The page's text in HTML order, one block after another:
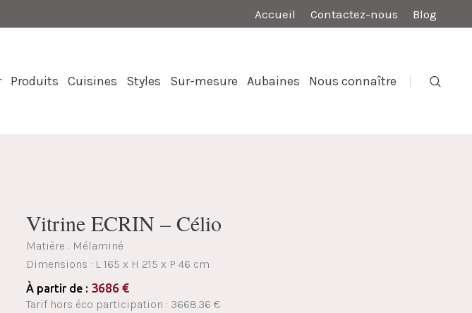
Accueil Contactez-nous Blog
Produits Cuisines Styles Sur-mesure Aubaines Nous connaître
Vitrine ECRIN – Célio
Matière : Mélaminé
Dimensions : L 165 x H 215 x P 46 cm
À partir de : 3686 €
Tarif hors éco participation : 3668.36 €